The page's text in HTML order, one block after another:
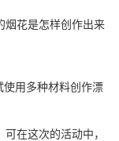
花是怎样创作出来
用多种材料创作漂
在这次的活动中，